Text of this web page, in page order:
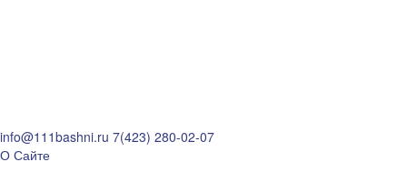
info@111bashni.ru 7(423) 280-02-07
О Сайте